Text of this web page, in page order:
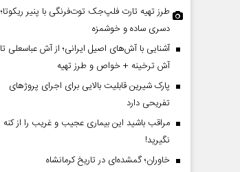
طرز تهیه تارت فلپ‌جک توت‌فرنگی با پنیر ریکوتا؛
دسری ساده و خوشمزه
آشنایی با آش‌های اصیل ایرانی؛ از آش عباسعلی تا
آش ترخینه + خواص و طرز تهیه
پارک شیرین قابلیت‌ بالایی برای اجرای پروژهای
تفریحی دارد
مراقب باشید این بیماری عجیب و غریب را از کنه
نگیرید!
خاوران؛ گمشده‌ای در تاریخ کرمانشاه